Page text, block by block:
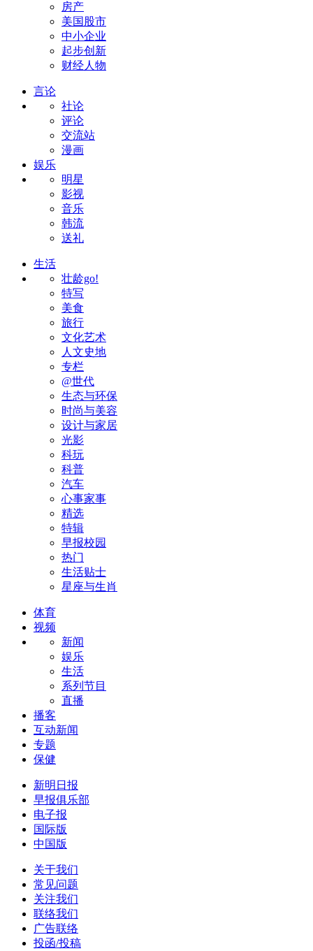
房产
美国股市
中小企业
起步创新
财经人物
言论
社论
评论
交流站
漫画
娱乐
明星
影视
音乐
韩流
送礼
生活
壮龄go!
特写
美食
旅行
文化艺术
人文史地
专栏
@世代
生态与环保
时尚与美容
设计与家居
光影
科玩
科普
汽车
心事家事
精选
特辑
早报校园
热门
生活贴士
星座与生肖
体育
视频
新闻
娱乐
生活
系列节目
直播
播客
互动新闻
专题
保健
新明日报
早报俱乐部
电子报
国际版
中国版
关于我们
常见问题
关注我们
联络我们
广告联络
投函/投稿